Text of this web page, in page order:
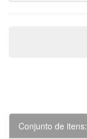
Conjunto de itens: